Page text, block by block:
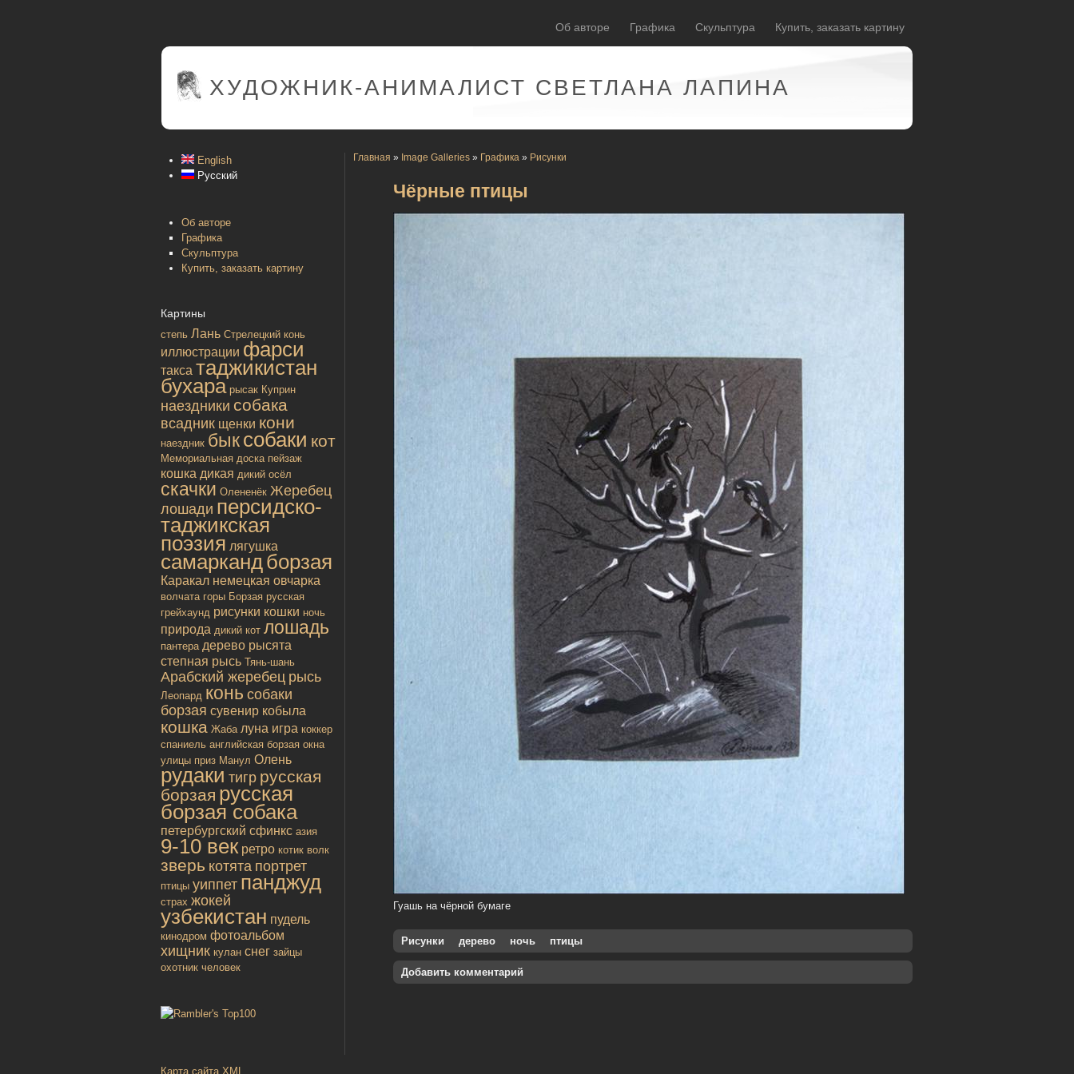
Об авторе Графика Скульптура Купить, заказать картину
ХУДОЖНИК-АНИМАЛИСТ СВЕТЛАНА ЛАПИНА
English
Русский
Об авторе
Графика
Скульптура
Купить, заказать картину
Картины
степь Лань Стрелецкий конь
иллюстрации фарси
такса таджикистан
бухара рысак Куприн
наездники собака
всадник щенки кони
наездник быксобаки кот
Мемориальная доска пейзаж
кошка дикая дикий осёл
скачки Олененёк Жеребец
лошади персидско-
таджикская
поэзия лягушка
самаркандборзая
Каракал немецкая овчарка
волчата горы Борзая русская
грейхаунд рисунки кошки ночь
природа дикий кот лошадь
пантера дерево рысята
степная рысь Тянь-шань
Арабский жеребец рысь
Леопард конь собаки
борзая сувенир кобыла
кошка Жаба луна игра коккер
спаниель английская борзая окна
улицы приз Манул Олень
рудаки тигр русская
борзая русская
борзая собака
петербургский сфинкс азия
9-10 век ретро котик волк
зверь котята портрет
птицы уиппет панджуд
страх жокей
узбекистан пудель
кинодром фотоальбом
хищник кулан снег зайцы
охотник человек
Карта сайта XML
Главная » Image Galleries » Графика » Рисунки
Чёрные птицы
Гуашь на чёрной бумаге
Рисунки дерево ночь птицы
Добавить комментарий